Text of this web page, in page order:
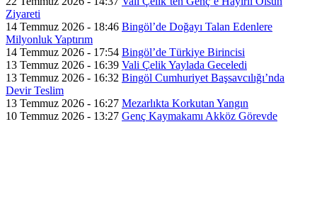
Ziyareti
14 Temmuz 2026 - 18:46 Bingöl’de Doğayı Talan Edenlere
Milyonluk Yaptırım
14 Temmuz 2026 - 17:54 Bingöl’de Türkiye Birincisi
13 Temmuz 2026 - 16:39 Vali Çelik Yaylada Geceledi
13 Temmuz 2026 - 16:32 Bingöl Cumhuriyet Başsavcılığı’nda
Devir Teslim
13 Temmuz 2026 - 16:27 Mezarlıkta Korkutan Yangın
10 Temmuz 2026 - 13:27 Genç Kaymakamı Akköz Görevde